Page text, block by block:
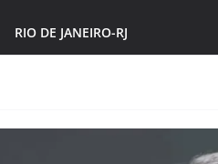
RIO DE JANEIRO-RJ